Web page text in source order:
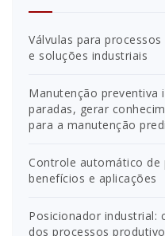
Válvulas para
e soluções industriais
Manutenção preventiva
paradas, gerar
para a manutenção
Controle automático de
benefícios e aplicações
Posicionador industrial:
dos processos